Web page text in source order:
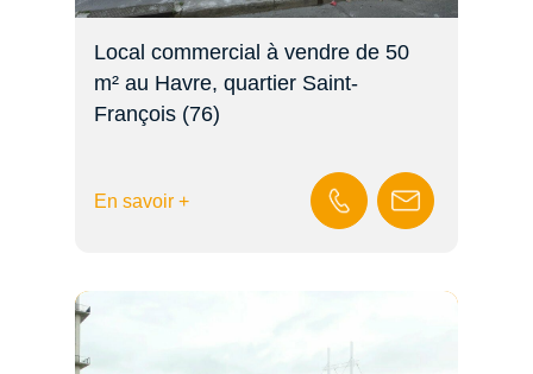
Local commercial à vendre de 50
m² au Havre, quartier Saint-
François (76)
En savoir +